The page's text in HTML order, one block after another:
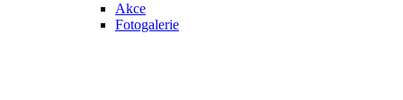
Akce
Fotogalerie